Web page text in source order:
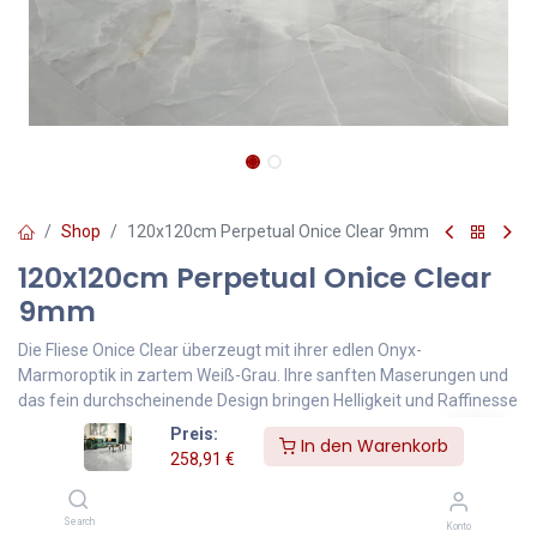
Preis:
258,91 €
In den Warenkorb
Search Konto
Shop 120x120cm Perpetual Onice Clear 9mm
120x120cm Perpetual Onice Clear
9mm
Die Fliese Onice Clear überzeugt mit ihrer edlen Onyx-
Marmoroptik in zartem Weiß-Grau. Ihre sanften Maserungen und
das fein durchscheinende Design bringen Helligkeit und Raffinesse
in jeden Raum. Ideal für elegante Wohnräume, Bäder oder
Empfangsbereiche.
258,91